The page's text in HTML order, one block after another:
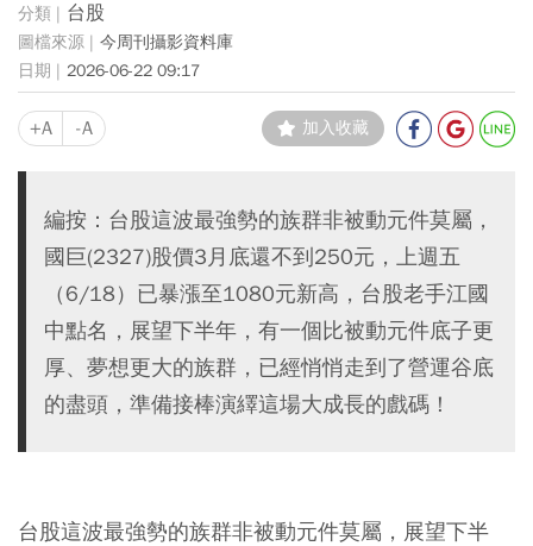
台股
今周刊攝影資料庫
2026-06-22 09:17
+A -A 加入收藏
編按：台股這波最強勢的族群非被動元件莫屬，
國巨(2327)股價3月底還不到250元，上週五
（6/18）已暴漲至1080元新高，台股老手江國
中點名，展望下半年，有一個比被動元件底子更
厚、夢想更大的族群，已經悄悄走到了營運谷底
的盡頭，準備接棒演繹這場大成長的戲碼！
台股這波最強勢的族群非被動元件莫屬，展望下半